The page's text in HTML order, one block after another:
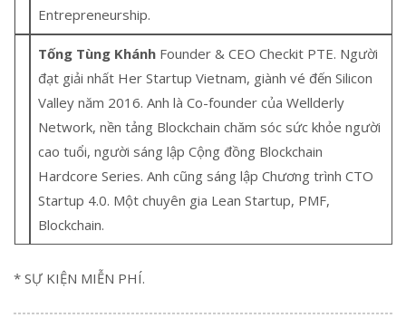
Entrepreneurship.
Tống Tùng KhánhFounder & CEO Checkit PTE. Người
đạt giải nhất Her Startup Vietnam, giành vé đến Silicon
Valley năm 2016. Anh là Co-founder của Wellderly
Network, nền tảng Blockchain chăm sóc sức khỏe người
cao tuổi, người sáng lập Cộng đồng Blockchain
Hardcore Series. Anh cũng sáng lập Chương trình CTO
Startup 4.0. Một chuyên gia Lean Startup, PMF,
Blockchain.
* SỰ KIỆN MIỄN PHÍ.